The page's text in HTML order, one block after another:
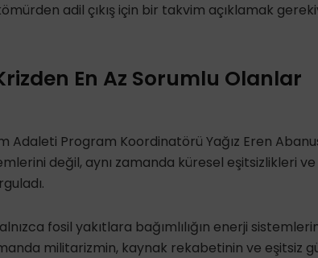
adil çıkış için bir takvim açıklamak
En Az Sorumlu Olanlar
Adaleti Program Koordinatörü Yağız Eren
değil, aynı zamanda küresel eşitsizlikleri ve
fosil yakıtlara bağımlılığın enerji
militarizmin, kaynak rekabetinin ve eşitsiz